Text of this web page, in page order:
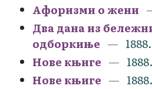
Афоризми о жени
Два дана из
одборкиње
1888.
Нове књиге
1888.
Нове књиге
1888.